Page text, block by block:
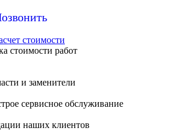
стоимости
стоимости работ
и заменители
сервисное обслуживание
наших клиентов